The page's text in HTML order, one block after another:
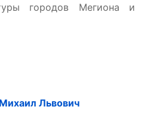
городов Мегиона и
Львович